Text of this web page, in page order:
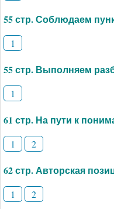
55 стр. Соблюдаем
1
55 стр. Выполняем
1
61 стр. На пути к
1 2
62 стр. Авторская
1 2